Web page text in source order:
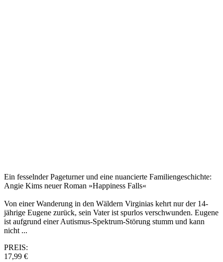
Ein fesselnder Pageturner und eine nuancierte Familiengeschichte:
Angie Kims neuer Roman »Happiness Falls«
Von einer Wanderung in den Wäldern Virginias kehrt nur der 14-
jährige Eugene zurück, sein Vater ist spurlos verschwunden. Eugene
ist aufgrund einer Autismus-Spektrum-Störung stumm und kann
nicht ...
PREIS:
17,99 €